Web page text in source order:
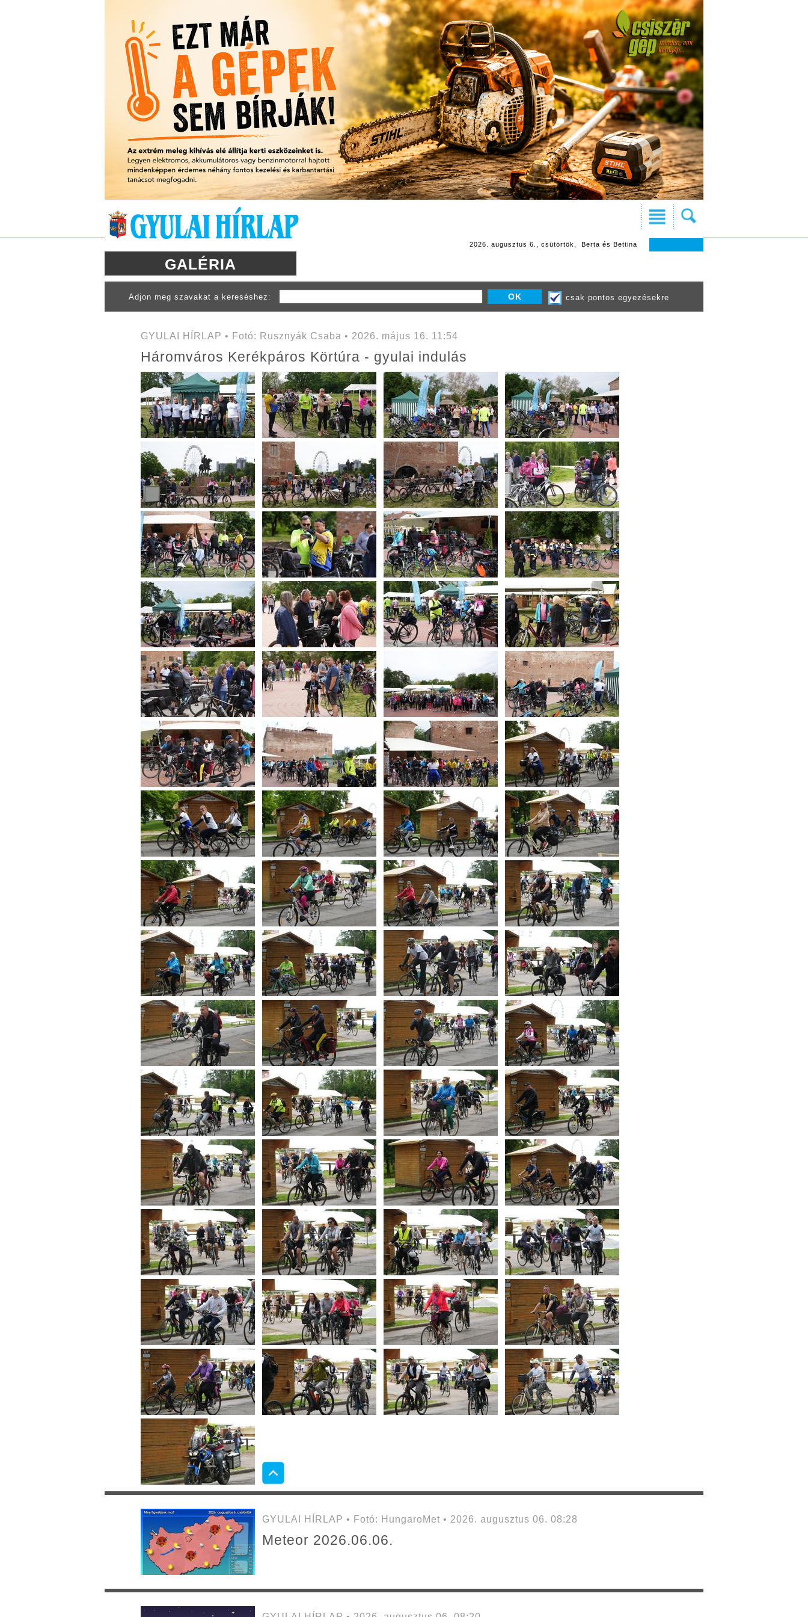
2026. augusztus 6., csütörtök, Berta és Bettina
GALÉRIA
Adjon meg szavakat a kereséshez: csak pontos egyezésekre
GYULAI HÍRLAP • Fotó: Rusznyák Csaba • 2026. május 16. 11:54
Háromváros Kerékpáros Körtúra - gyulai indulás
GYULAI HÍRLAP • Fotó: HungaroMet • 2026. augusztus 06. 08:28
Meteor 2026.06.06.